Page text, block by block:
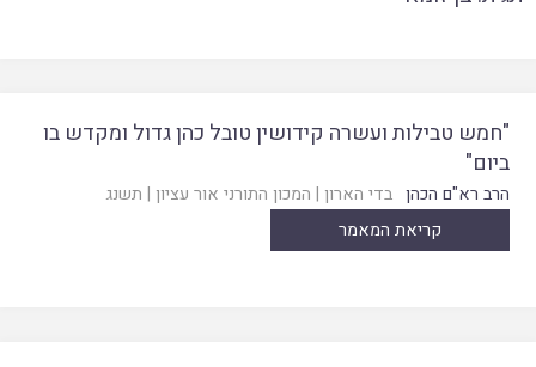
"חמש טבילות ועשרה קידושין טובל כהן גדול ומקדש בו
ביום"
הרב רא"ם הכהן בדי הארון | המכון התורני אור עציון | תשנג
קריאת המאמר